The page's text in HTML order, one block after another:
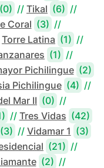
(0) // Tikal (6) //
Coral (3) //
Torre Latina (1) //
(1) //
Pichilingue (2)
Pichilingue (4) //
Mar II (0) //
// Tres Vidas (42)
(3) // Vidamar 1 (3)
(21) //
(2) //